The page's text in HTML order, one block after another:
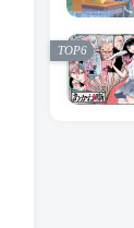
TOP6
TOP3
TOP4